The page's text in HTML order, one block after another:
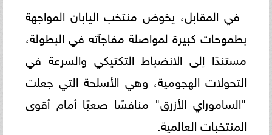
في المقابل، يخوض منتخب اليابان المواجهة
بطموحات كبيرة لمواصلة مفاجآته في البطولة،
مستندًا إلى الانضباط التكتيكي والسرعة في
التحولات الهجومية، وهي الأسلحة التي جعلت
"الساموراي الأزرق" منافسًا صعبًا أمام أقوى
المنتخبات العالمية.